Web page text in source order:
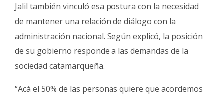
Jalil también vinculó esa postura con la necesidad
de mantener una relación de diálogo con la
administración nacional. Según explicó, la posición
de su gobierno responde a las demandas de la
sociedad catamarqueña.
“Acá el 50% de las personas quiere que acordemos